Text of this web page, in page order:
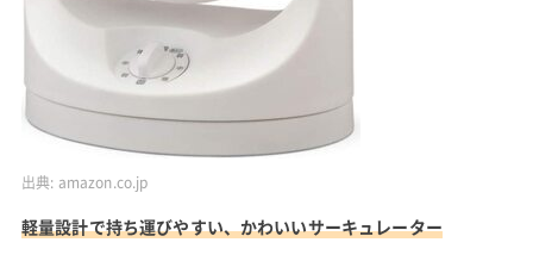
出典: amazon.co.jp
軽量設計で持ち運びやすい、かわいいサーキュレーター